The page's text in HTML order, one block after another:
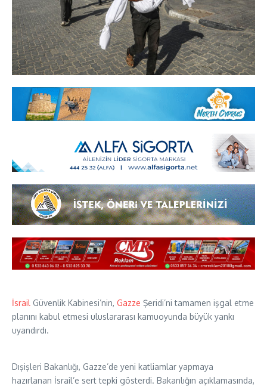
İsrail Güvenlik Kabinesi’nin, Gazze Şeridi’ni tamamen işgal etme
planını kabul etmesi uluslararası kamuoyunda büyük yankı
uyandırdı.
Dışişleri Bakanlığı, Gazze’de yeni katliamlar yapmaya
hazırlanan İsrail’e sert tepki gösterdi. Bakanlığın açıklamasında,